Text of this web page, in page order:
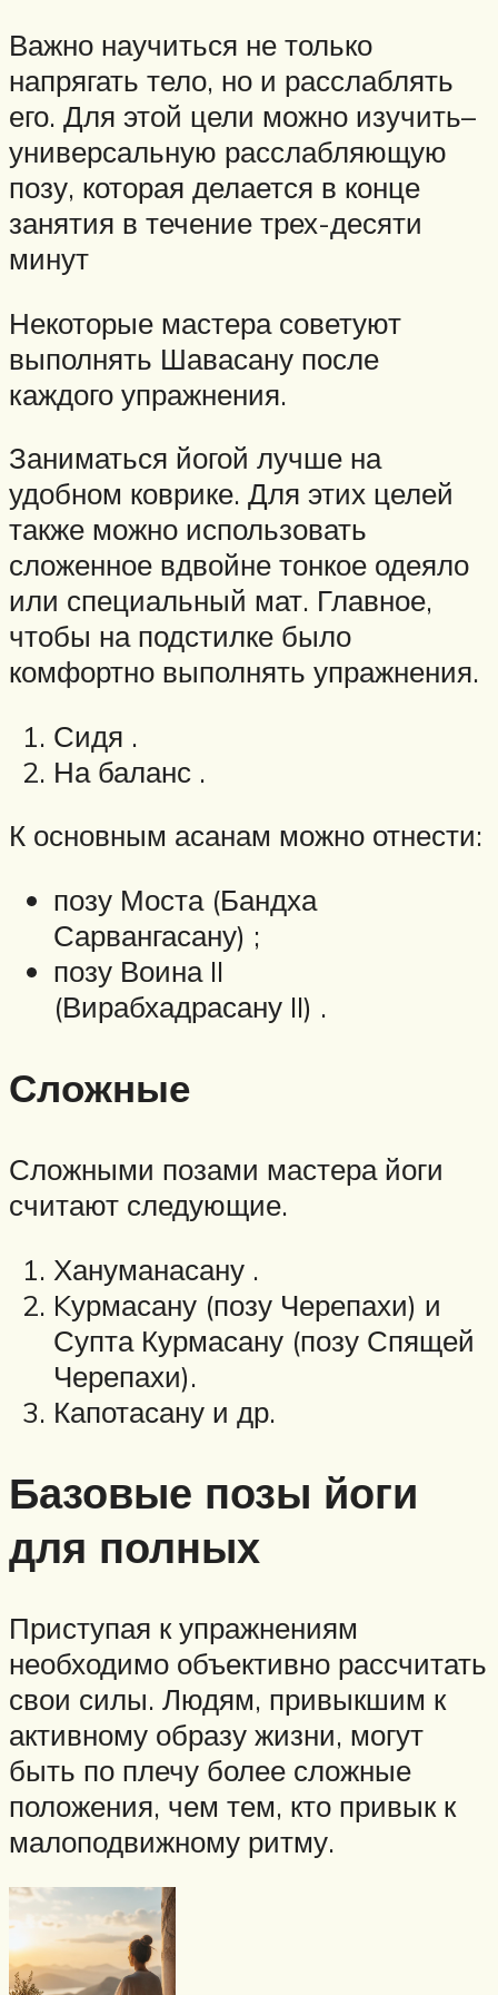
Важно научиться не только
напрягать тело, но и расслаблять
его. Для этой цели можно изучить–
универсальную расслабляющую
позу, которая делается в конце
занятия в течение трех-десяти
минут
Некоторые мастера советуют
выполнять Шавасану после
каждого упражнения.
Заниматься йогой лучше на
удобном коврике. Для этих целей
также можно использовать
сложенное вдвойне тонкое одеяло
или специальный мат. Главное,
чтобы на подстилке было
комфортно выполнять упражнения.
Сидя .
На баланс .
К основным асанам можно отнести:
позу Моста (Бандха
Сарвангасану) ;
позу Воина II
(Вирабхадрасану II) .
Сложные
Сложными позами мастера йоги
считают следующие.
Хануманасану .
Kурмасану (позу Черепахи) и
Супта Курмасану (позу Спящей
Черепахи).
Капотасану и др.
Базовые позы йоги
для полных
Приступая к упражнениям
необходимо объективно рассчитать
свои силы. Людям, привыкшим к
активному образу жизни, могут
быть по плечу более сложные
положения, чем тем, кто привык к
малоподвижному ритму.